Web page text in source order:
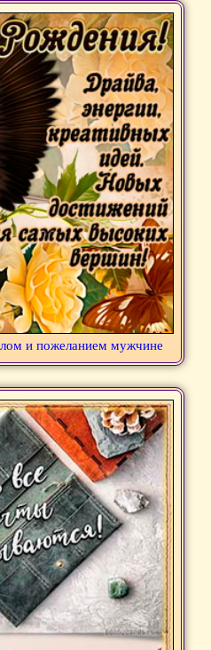
и пожеланием мужчине